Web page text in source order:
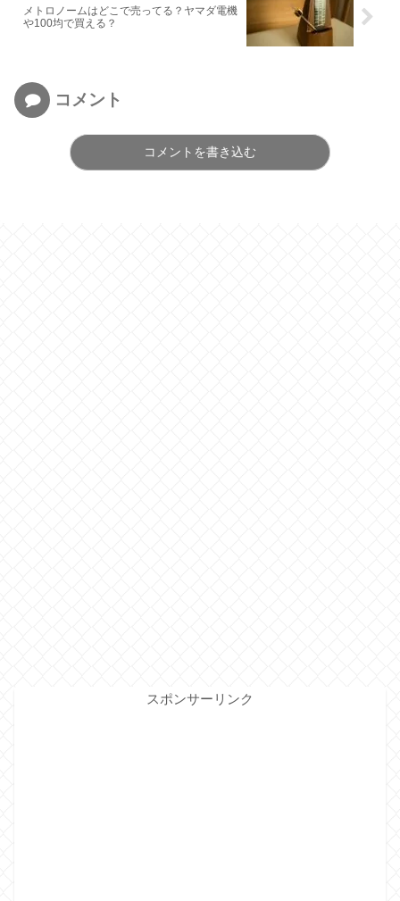
メトロノームはどこで売ってる？ヤマダ電機
や100均で買える？
コメント
コメントを書き込む
スポンサーリンク